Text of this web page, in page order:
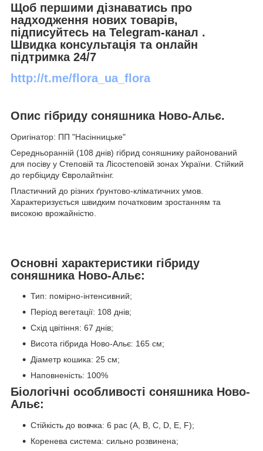
Щоб першими дізнаватись про
надходження нових товарів,
підписуйтесь на Telegram-канал .
Швидка консультація та онлайн
підтримка 24/7
http://t.me/flora_ua_flora
Опис гібриду соняшника Ново-Альє.
Оригінатор: ПП "Насінницьке"
Середньоранній (108 днів) гібрид соняшнику районований
для посіву у Степовій та Лісостеповій зонах України. Стійкий
до гербіциду Євролайтнінг.
Пластичний до різних ґрунтово-кліматичних умов.
Характеризується швидким початковим зростанням та
високою врожайністю.
Основні характеристики гібриду
соняшника Ново-Альє:
Тип: помірно-інтенсивний;
Період вегетації: 108 днів;
Схід цвітіння: 67 днів;
Висота гібрида Ново-Альє: 165 см;
Діаметр кошика: 25 см;
Наповненість: 100%
Біологічні особливості соняшника Ново-
Альє:
Стійкість до вовчка: 6 рас (A, B, C, D, E, F);
Коренева система: сильно розвинена;